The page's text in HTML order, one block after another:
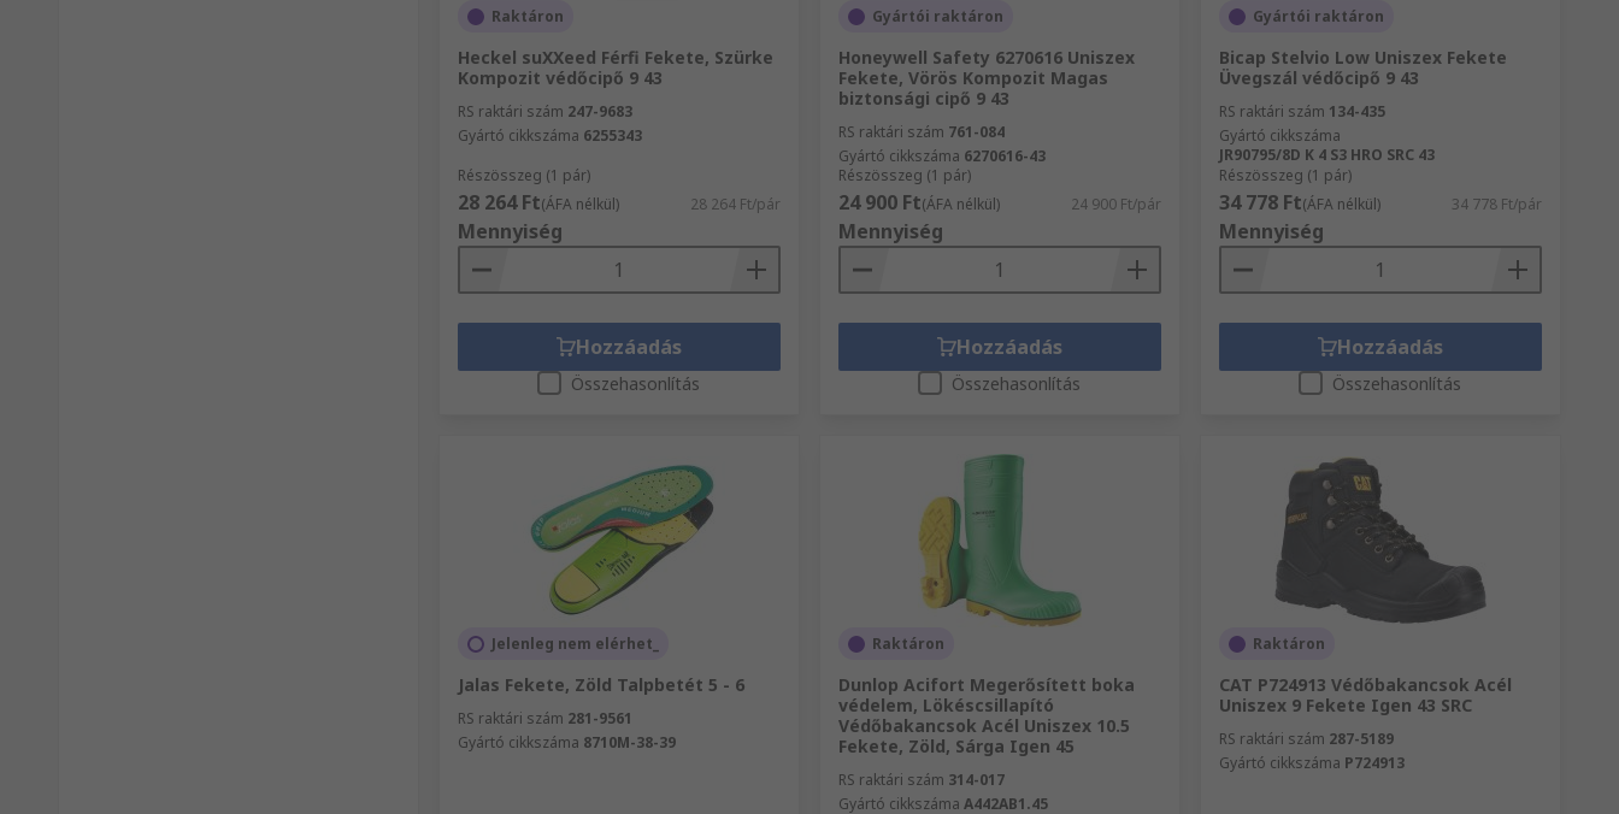
Raktáron
Heckel suXXeed Férfi Fekete, Szürke
Kompozit védőcipő 9 43
RS raktári szám 247-9683
Gyártó cikkszáma 6255343
Részösszeg (1 pár)
28 264 Ft(ÁFA nélkül) 28 264 Ft/pár
Mennyiség
Hozzáadás
Összehasonlítás
Gyártói raktáron
Honeywell Safety 6270616 Uniszex
Fekete, Vörös Kompozit Magas
biztonsági cipő 9 43
RS raktári szám 761-084
Gyártó cikkszáma 6270616-43
Részösszeg (1 pár)
24 900 Ft(ÁFA nélkül) 24 900 Ft/pár
Mennyiség
Hozzáadás
Összehasonlítás
Gyártói raktáron
Bicap Stelvio Low Uniszex Fekete
Üvegszál védőcipő 9 43
RS raktári szám 134-435
Gyártó cikkszáma
JR90795/8D K 4 S3 HRO SRC 43
Részösszeg (1 pár)
34 778 Ft(ÁFA nélkül) 34 778 Ft/pár
Mennyiség
Hozzáadás
Összehasonlítás
Jelenleg nem elérhet_
Jalas Fekete, Zöld Talpbetét 5 - 6
RS raktári szám 281-9561
Gyártó cikkszáma 8710M-38-39
Raktáron
Dunlop Acifort Megerősített boka
védelem, Lökéscsillapító
Védőbakancsok Acél Uniszex 10.5
Fekete, Zöld, Sárga Igen 45
RS raktári szám 314-017
Gyártó cikkszáma A442AB1.45
Raktáron
CAT P724913 Védőbakancsok Acél
Uniszex 9 Fekete Igen 43 SRC
RS raktári szám 287-5189
Gyártó cikkszáma P724913